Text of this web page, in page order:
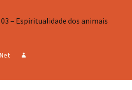
– Espiritualidade dos animais